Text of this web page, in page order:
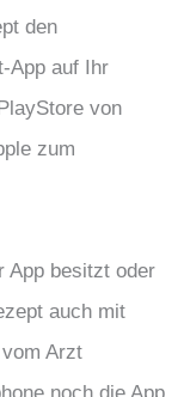
den
App auf Ihr
von
zum
App besitzt oder
auch mit
Arzt
noch die App